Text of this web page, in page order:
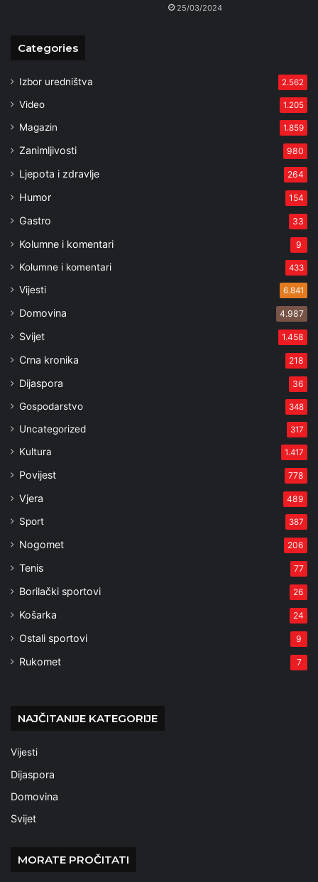
25/03/2024
Categories
Izbor uredništva 2.562
Video 1.205
Magazin 1.859
Zanimljivosti 980
Ljepota i zdravlje 264
Humor 154
Gastro 33
Kolumne i komentari 9
Kolumne i komentari 433
Vijesti 6.841
Domovina 4.987
Svijet 1.458
Crna kronika 218
Dijaspora 36
Gospodarstvo 348
Uncategorized 317
Kultura 1.417
Povijest 778
Vjera 489
Sport 387
Nogomet 206
Tenis 77
Borilački sportovi 26
Košarka 24
Ostali sportovi 9
Rukomet 7
NAJČITANIJE KATEGORIJE
Vijesti
Dijaspora
Domovina
Svijet
MORATE PROČITATI